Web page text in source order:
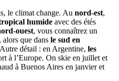
le climat change. Au nord-est,
humide avec des étés
ouest, vous connaîtrez un
, alors que dans le sud en
détail : en Argentine, les
à l’Europe. On skie en juillet et
à Buenos Aires en janvier et